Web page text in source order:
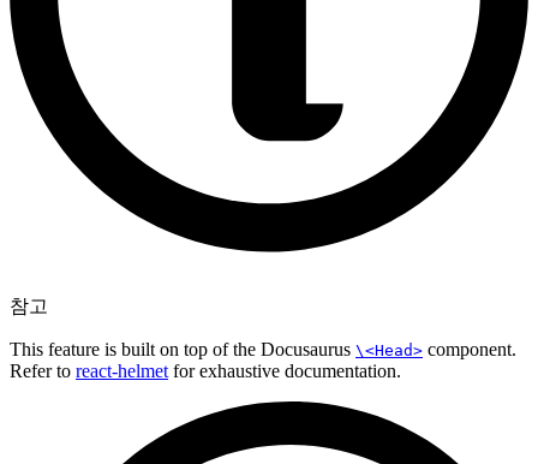
참고
This feature is built on top of the Docusaurus \<Head> component.
Refer to react-helmet for exhaustive documentation.